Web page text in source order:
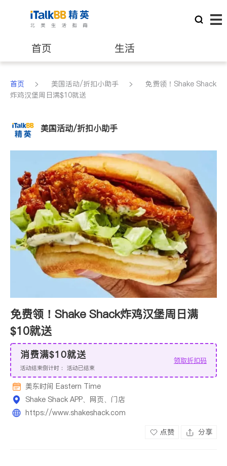
首页 生活
医生 律师
养老 非盈利组织
首页 > 美国活动/折扣小助手 >
免费领！Shake Shack
炸鸡汉堡周日满$10就送
美国活动/折扣小助手
免费领！Shake Shack炸鸡汉堡周日满
$10就送
消费满$10就送
活动结束倒计时： 活动已结束
领取折扣码
美东时间 Eastern Time
Shake Shack APP、网页、门店
https://www.shakeshack.com
点赞
分享